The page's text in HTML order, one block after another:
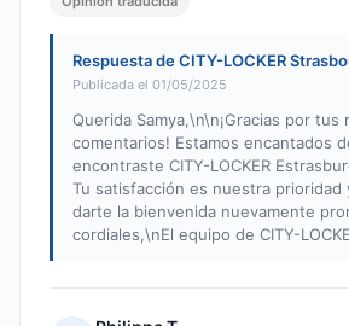
Respuesta de CITY-LOCKER
Publicada el 01/05/2025
Querida Samya,\n\n¡Gracias por tus
comentarios! Estamos encantados
encontraste CITY-LOCKER
Tu satisfacción es nuestra prioridad
darte la bienvenida nuevamente
cordiales,\nEl equipo de CITY-